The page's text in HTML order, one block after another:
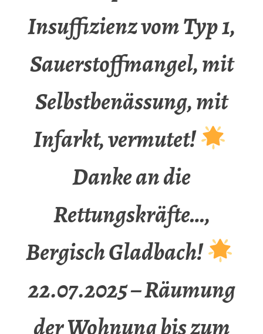
Insuffizienz vom Typ 1,
Sauerstoffmangel, mit
Selbstbenässung, mit
Infarkt, vermutet!
Danke an die
Rettungskräfte…,
Bergisch Gladbach!
22.07.2025 – Räumung
der Wohnung bis zum